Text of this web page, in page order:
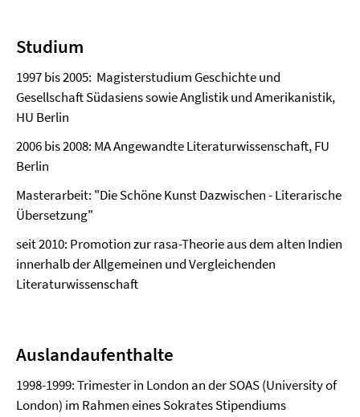
Studium
1997 bis 2005: Magisterstudium Geschichte und
Gesellschaft Südasiens sowie Anglistik und Amerikanistik,
HU Berlin
2006 bis 2008: MA Angewandte Literaturwissenschaft, FU
Berlin
Masterarbeit: "Die Schöne Kunst Dazwischen - Literarische
Übersetzung"
seit 2010: Promotion zur rasa-Theorie aus dem alten Indien
innerhalb der Allgemeinen und Vergleichenden
Literaturwissenschaft
Auslandaufenthalte
1998-1999: Trimester in London an der SOAS (University of
London) im Rahmen eines Sokrates Stipendiums